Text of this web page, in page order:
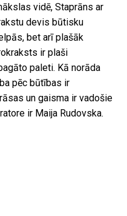
vidē, Staprāns ar
devis būtisku
bet arī plašāk
ir plaši
paleti. Kā norāda
pēc būtības ir
un gaisma ir vadošie
ir Maija Rudovska.